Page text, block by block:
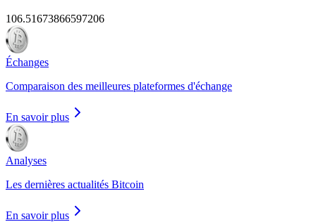
106.51673866597206
Échanges
Comparaison des meilleures plateformes d'échange
En savoir plus
Analyses
Les dernières actualités Bitcoin
En savoir plus